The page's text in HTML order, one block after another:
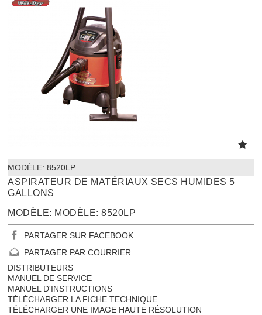
MODÈLE: 8520LP
ASPIRATEUR DE MATÉRIAUX SECS HUMIDES 5
GALLONS
MODÈLE: MODÈLE: 8520LP
PARTAGER SUR FACEBOOK
PARTAGER PAR COURRIER
DISTRIBUTEURS
MANUEL DE SERVICE
MANUEL D'INSTRUCTIONS
TÉLÉCHARGER LA FICHE TECHNIQUE
TÉLÉCHARGER UNE IMAGE HAUTE RÉSOLUTION